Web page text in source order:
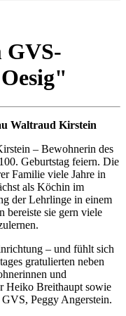
GVS-
Waltraud Kirstein
– Bewohnerin des
Geburtstag feiern. Die
Familie viele Jahre in
als Köchin im
der Lehrlinge in einem
bereiste sie gern viele
– und fühlt sich
gratulierten neben
und
Heiko Breithaupt sowie
Peggy Angerstein.